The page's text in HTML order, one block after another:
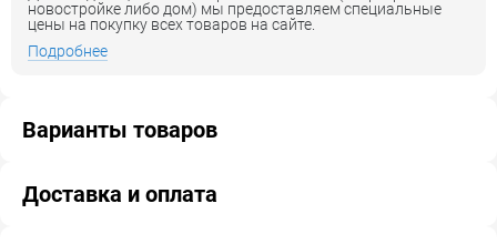
новостройке либо дом) мы предоставляем специальные
цены на покупку всех товаров на сайте.
Подробнее
Варианты товаров
Доставка и оплата